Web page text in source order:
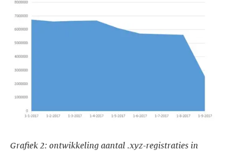
Grafiek 2: ontwikkeling aantal .xyz-registraties in